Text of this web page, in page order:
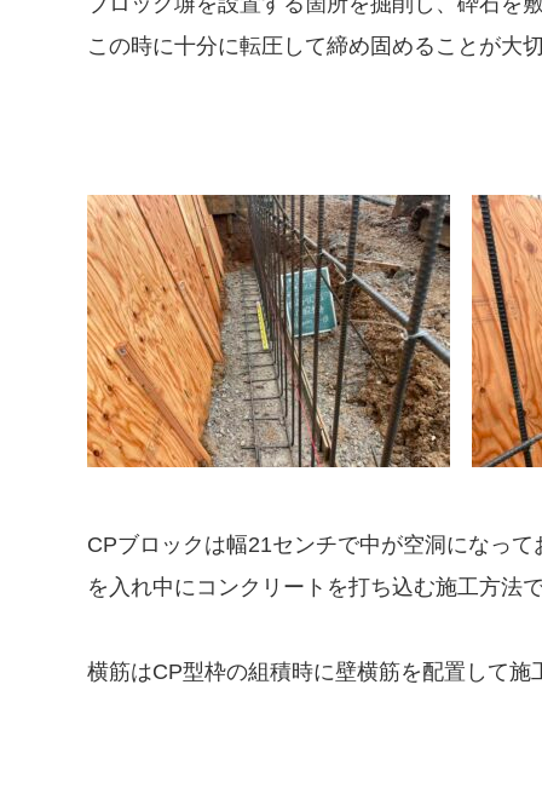
この時に十分に転圧して締め固めることが大
CPブロックは幅21センチで中が空洞になっ
を入れ中にコンクリートを打ち込む施工方法
横筋はCP型枠の組積時に壁横筋を配置して施